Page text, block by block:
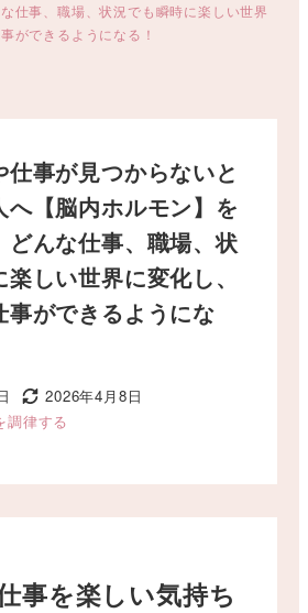
仕事、職場、状況でも瞬時に楽しい世界
ができるようになる！
事が見つからないと
へ【脳内ホルモン】を
どんな仕事、職場、状
しい世界に変化し、
事ができるようにな
更新日
2026年4月8日
調律する
事を楽しい気持ち